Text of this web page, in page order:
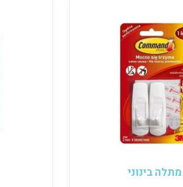
מתלה בינוני